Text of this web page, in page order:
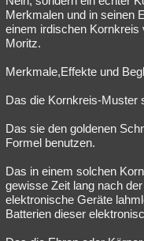
Merkmalen und in seinen
einem irdischen
Moritz.
Merkmale,Effekte und
Das die Kornkreis-Muster
Das sie den goldenen
Formel benutzen.
Das in einem solchen
gewisse Zeit lang nach
elektronische Geräte
Batterien dieser